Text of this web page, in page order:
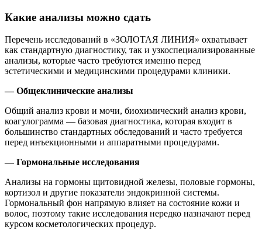
Какие анализы можно сдать
Перечень исследований в «ЗОЛОТАЯ ЛИНИЯ» охватывает
как стандартную диагностику, так и узкоспециализированные
анализы, которые часто требуются именно перед
эстетическими и медицинскими процедурами клиники.
— Общеклинические анализы
Общий анализ крови и мочи, биохимический анализ крови,
коагулограмма — базовая диагностика, которая входит в
большинство стандартных обследований и часто требуется
перед инъекционными и аппаратными процедурами.
— Гормональные исследования
Анализы на гормоны щитовидной железы, половые гормоны,
кортизол и другие показатели эндокринной системы.
Гормональный фон напрямую влияет на состояние кожи и
волос, поэтому такие исследования нередко назначают перед
курсом косметологических процедур.